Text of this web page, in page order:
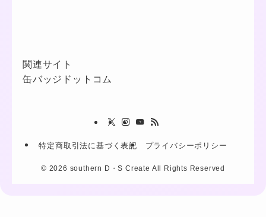
関連サイト
缶バッジドットコム
特定商取引法に基づく表記 プライバシーポリシー
© 2026 southern D・S Create All Rights Reserved